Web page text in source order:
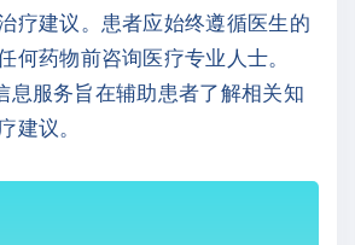
疗建议。患者应始终遵循医生的
何药物前咨询医疗专业人士。
息服务旨在辅助患者了解相关知
建议。